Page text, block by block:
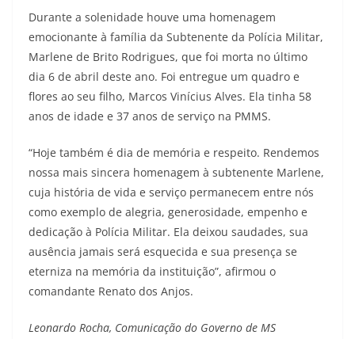
Durante a solenidade houve uma homenagem
emocionante à família da Subtenente da Polícia Militar,
Marlene de Brito Rodrigues, que foi morta no último
dia 6 de abril deste ano. Foi entregue um quadro e
flores ao seu filho, Marcos Vinícius Alves. Ela tinha 58
anos de idade e 37 anos de serviço na PMMS.
“Hoje também é dia de memória e respeito. Rendemos
nossa mais sincera homenagem à subtenente Marlene,
cuja história de vida e serviço permanecem entre nós
como exemplo de alegria, generosidade, empenho e
dedicação à Polícia Militar. Ela deixou saudades, sua
ausência jamais será esquecida e sua presença se
eterniza na memória da instituição”, afirmou o
comandante Renato dos Anjos.
Leonardo Rocha, Comunicação do Governo de MS